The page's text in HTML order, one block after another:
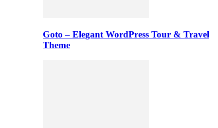
Goto – Elegant WordPress Tour & Travel
Theme